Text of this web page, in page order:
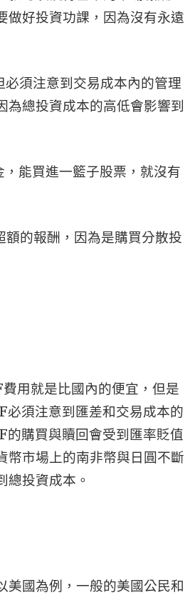
做好投資功課，因為沒有永遠
必須注意到交易成本內的管理
為總投資成本的高低會影響到
，能買進一籃子股票，就沒有
額的報酬，因為是購買分散投
用就是比國內的便宜，但是
必須注意到匯差和交易成本的
的購買與贖回會受到匯率貶值
幣市場上的南非幣與日圓不斷
總投資成本。
美國為例，一般的美國公民和